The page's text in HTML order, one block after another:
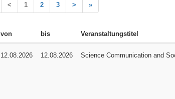
< 1 2 3 > »
von bis Veranstaltungstitel
12.08.2026 12.08.2026 Science Communication and